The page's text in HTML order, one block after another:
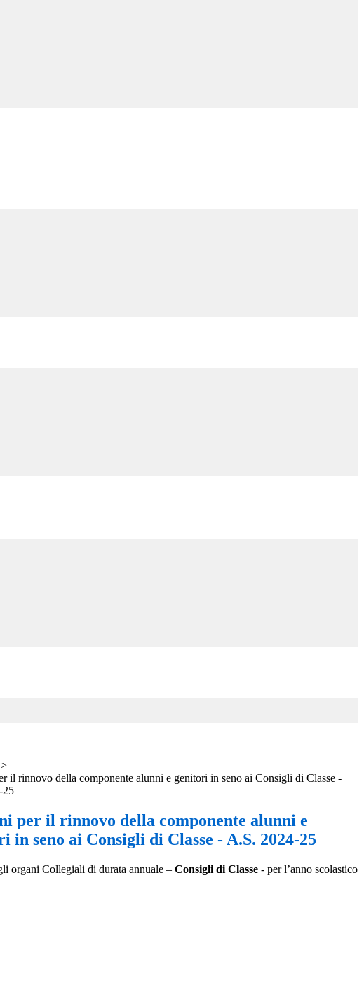
>
il rinnovo della componente alunni e genitori in seno ai Consigli di Classe -
25
per il rinnovo della componente alunni e
in seno ai Consigli di Classe - A.S. 2024-25
organi Collegiali di durata annuale – Consigli di Classe - per l’anno scolastico